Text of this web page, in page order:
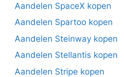
Aandelen SpaceX kopen
Aandelen Spartoo kopen
Aandelen Steinway kopen
Aandelen Stellantis kopen
Aandelen Stripe kopen